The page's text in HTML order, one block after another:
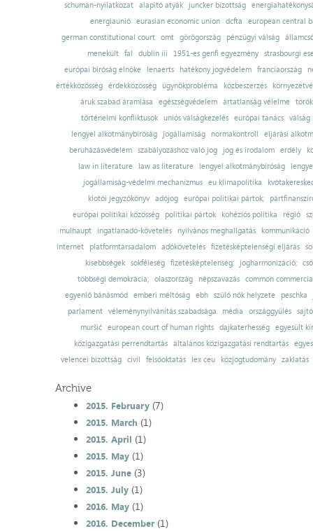
schuman-nyilatkozat alapító atyák juncker bizottság
energiaunió eurasian economic union dcfta
european central
german constitutional court
omt görögország pénzügyi válság
menekült
fal dublin iii 1951-es genfi egyezmény
strasbourgi
európai bíróság elnöke
lenaerts hatékony jogvédelem franciaország
értékközösség
érdekközösség ügynökprobléma közbeszerzés
áruk szabad áramlása
egészségvédelem ártatlanság vélelme
történelmi konfliktusok uniós válságkezelés európai tanács válság
lengyel alkotmánybíróság
jogállamiság normakontroll
eljárási
beruházásvédelem
szabályozáshoz való jog jog és irodalom erdély
law in literature
law as literature lengyel alkotmánybíróság
jogállamiság-védelmi mechanizmus
eu klímapolitika
kiotói jegyzőkönyv adójog európai politikai pártok;
európai politikai közösség
politikai pártok kohéziós politika régió
mulhaupt
ingatlanadó-követelés nyilvános meghallgatás
kommunikáció
internet
platformtársadalom adókövetelés fizetésképtelenségi eljárás
kisebbségek sokféleség fizetésképtelenség; jogharmonizáció;
többségi demokrácia; olaszország népszavazás common
egyenlő bánásmód emberi méltóság ebh szülő nők helyzete
peschka
parlament
véleménynyilvánítás szabadsága média országgyűlés
muršić
european court of human rights dajkaterhesség
egyesült
közigazgatási perrendtartás
általános közigazgatási rendtartás
velencei bizottság
civil felsőoktatás lex ceu közjogtudomány zaklatás
Archive
2015. February(7)
2015. March (1)
2015. April (1)
2015. May(1)
2015. June(3)
2015. July(1)
2016. May(1)
2016. December(1)